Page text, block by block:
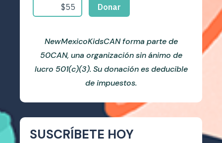
NewMexicoKidsCAN forma parte de
50CAN, una organización sin ánimo de
lucro 501(c)(3). Su donación es deducible
de impuestos.
SUSCRÍBETE HOY